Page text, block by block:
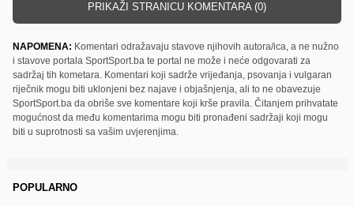
PRIKAŽI STRANICU KOMENTARA (0)
NAPOMENA: Komentari odražavaju stavove njihovih autora/ica, a ne nužno
i stavove portala SportSport.ba te portal ne može i neće odgovarati za
sadržaj tih kometara. Komentari koji sadrže vrijeđanja, psovanja i vulgaran
riječnik mogu biti uklonjeni bez najave i objašnjenja, ali to ne obavezuje
SportSport.ba da obriše sve komentare koji krše pravila. Čitanjem prihvatate
mogućnost da među komentarima mogu biti pronađeni sadržaji koji mogu
biti u suprotnosti sa vašim uvjerenjima.
POPULARNO